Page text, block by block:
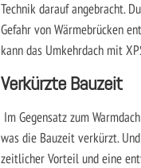
Technik darauf angebracht.
Gefahr von Wärmebrücken
kann das Umkehrdach mit
Verkürzte Bauzeit
Im Gegensatz zum
was die Bauzeit verkürzt.
zeitlicher Vorteil und eine